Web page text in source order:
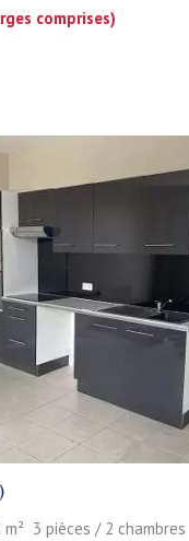
comprises)
3 pièces / 2 chambres